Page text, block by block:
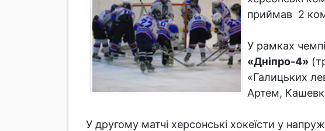
приймав 2
У рамках
«Дніпро-4»
«Галицьких
Артем,
У другому матчі херсонські хокеїсти у